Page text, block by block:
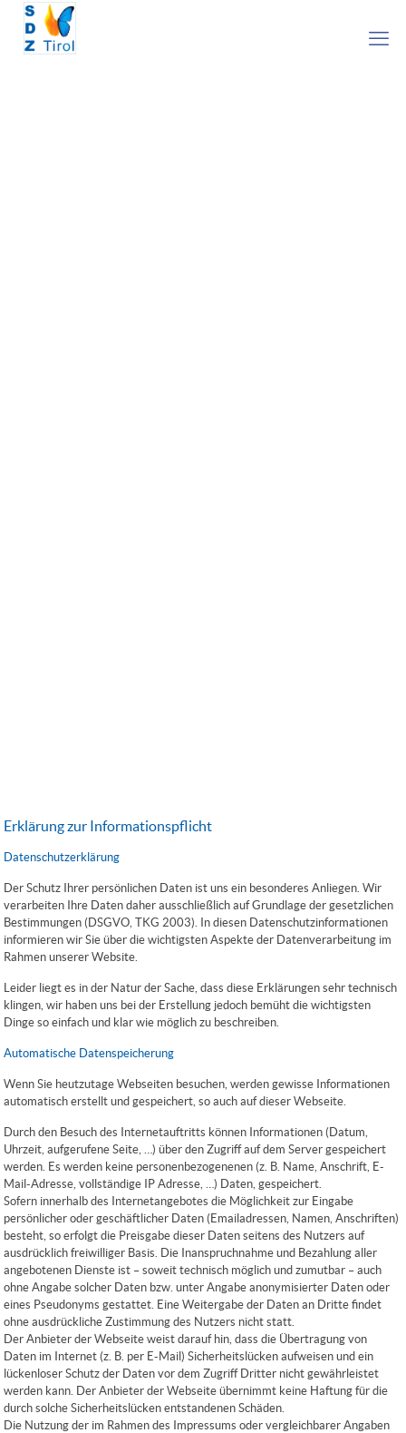
Erklärung zur Informationspflicht
Datenschutzerklärung
Der Schutz Ihrer persönlichen Daten ist uns ein besonderes Anliegen. Wir
verarbeiten Ihre Daten daher ausschließlich auf Grundlage der gesetzlichen
Bestimmungen (DSGVO, TKG 2003). In diesen Datenschutzinformationen
informieren wir Sie über die wichtigsten Aspekte der Datenverarbeitung im
Rahmen unserer Website.
Leider liegt es in der Natur der Sache, dass diese Erklärungen sehr technisch
klingen, wir haben uns bei der Erstellung jedoch bemüht die wichtigsten
Dinge so einfach und klar wie möglich zu beschreiben.
Automatische Datenspeicherung
Wenn Sie heutzutage Webseiten besuchen, werden gewisse Informationen
automatisch erstellt und gespeichert, so auch auf dieser Webseite.
Durch den Besuch des Internetauftritts können Informationen (Datum,
Uhrzeit, aufgerufene Seite, …) über den Zugriff auf dem Server gespeichert
werden. Es werden keine personenbezogenenen (z. B. Name, Anschrift, E-
Mail-Adresse, vollständige IP Adresse, …) Daten, gespeichert.
Sofern innerhalb des Internetangebotes die Möglichkeit zur Eingabe
persönlicher oder geschäftlicher Daten (Emailadressen, Namen, Anschriften)
besteht, so erfolgt die Preisgabe dieser Daten seitens des Nutzers auf
ausdrücklich freiwilliger Basis. Die Inanspruchnahme und Bezahlung aller
angebotenen Dienste ist – soweit technisch möglich und zumutbar – auch
ohne Angabe solcher Daten bzw. unter Angabe anonymisierter Daten oder
eines Pseudonyms gestattet. Eine Weitergabe der Daten an Dritte findet
ohne ausdrückliche Zustimmung des Nutzers nicht statt.
Der Anbieter der Webseite weist darauf hin, dass die Übertragung von
Daten im Internet (z. B. per E-Mail) Sicherheitslücken aufweisen und ein
lückenloser Schutz der Daten vor dem Zugriff Dritter nicht gewährleistet
werden kann. Der Anbieter der Webseite übernimmt keine Haftung für die
durch solche Sicherheitslücken entstandenen Schäden.
Die Nutzung der im Rahmen des Impressums oder vergleichbarer Angaben